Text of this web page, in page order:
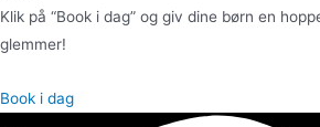
Klik på “Book i dag” og giv dine børn en
glemmer!
Book i dag